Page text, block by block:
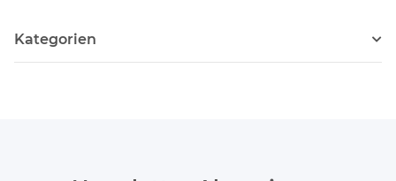
Kategorien